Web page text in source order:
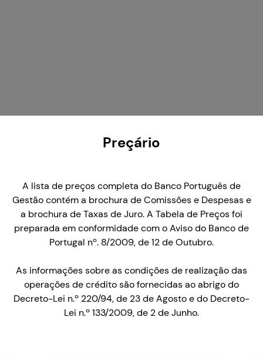
Preçário
A lista de preços completa do Banco Português de
Gestão contém a brochura de Comissões e Despesas e
a brochura de Taxas de Juro. A Tabela de Preços foi
preparada em conformidade com o Aviso do Banco de
Portugal nº. 8/2009, de 12 de Outubro.
As informações sobre as condições de realização das
operações de crédito são fornecidas ao abrigo do
Decreto-Lei n.º 220/94, de 23 de Agosto e do Decreto-
Lei n.º 133/2009, de 2 de Junho.